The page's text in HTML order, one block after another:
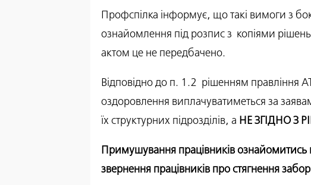
Профспілка інформує, що такі вимоги з
ознайомлення під розпис з копіями
актом це не передбачено.
Відповідно до п. 1.2 рішенням правління
оздоровлення виплачуватиметься за
їх структурних підрозділів, а НЕ ЗГІДНО З
Примушування працівників
звернення працівників про стягнення